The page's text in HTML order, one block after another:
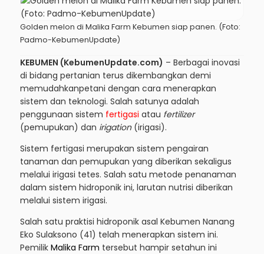
Golden melon di Malika Farm Kebumen siap panen. (Foto:
Padmo-KebumenUpdate)
KEBUMEN (KebumenUpdate.com) – Berbagai inovasi
di bidang pertanian terus dikembangkan demi
memudahkanpetani dengan cara menerapkan
sistem dan teknologi. Salah satunya adalah
penggunaan sistem fertigasi atau fertilizer
(pemupukan) dan irigation(irigasi).
Sistem fertigasi merupakan sistem pengairan
tanaman dan pemupukan yang diberikan sekaligus
melalui irigasi tetes. Salah satu metode penanaman
dalam sistem hidroponik ini, larutan nutrisi diberikan
melalui sistem irigasi.
Salah satu praktisi hidroponik asal Kebumen Nanang
Eko Sulaksono (41) telah menerapkan sistem ini.
Pemilik Malika Farm tersebut hampir setahun ini